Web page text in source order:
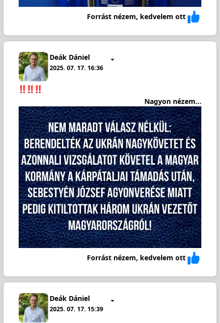
Forrást nézem, kedvelem ott
Deák Dániel
2025. 07. 17. 16:36
Nagyon nézem...
Forrást nézem, kedvelem ott
Deák Dániel
2025. 07. 17. 15:39